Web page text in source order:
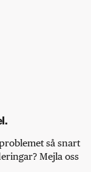
så snart
Mejla oss